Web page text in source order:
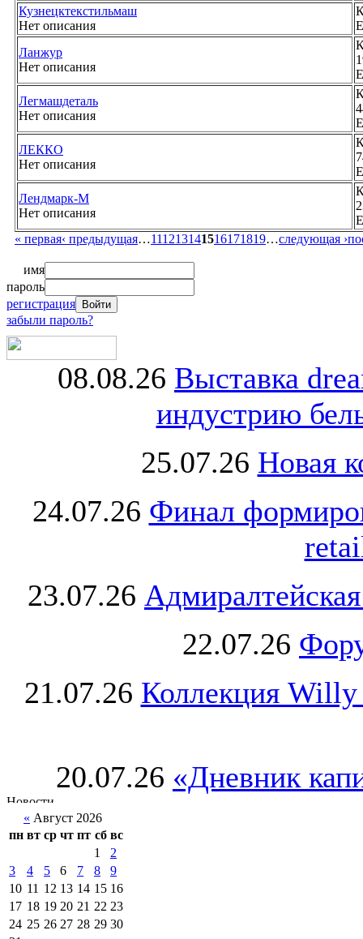
Кузнецктекстильмаш
Нет описания
Ланжур
Нет описания
Легмашдеталь
Нет описания
ЛЕККО
Нет описания
Лендмарк-М
Нет описания
« первая‹ предыдущая…111213141516171819…следующая ›
имя
пароль
регистрация
забыли пароль?
08.08.26 Выставка
индустрию
25.07.26 Новая
24.07.26 Финал
23.07.26
22.07.26
21.07.26 Коллекция Willy
20.07.26 «Дневник
« Август 2026
пн вт ср чт пт сб вс
1
2
3
4 5 6 7 8
9
10 11 12 13 14 15 16
17 18 19 20 21 22 23
24 25 26 27 28 29 30